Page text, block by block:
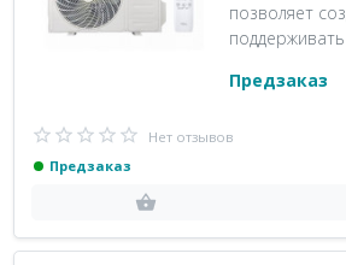
позволяет
Предзаказ
Нет отзывов
Предзаказ